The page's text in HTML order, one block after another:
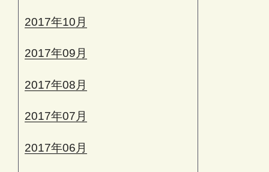
2017年10月
2017年09月
2017年08月
2017年07月
2017年06月